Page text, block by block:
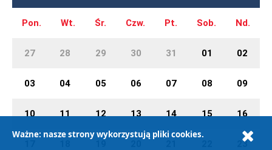
Pon. Wt. Śr. Czw. Pt. Sob. Nd.
27 28 29 30 31 01 02
03 04 05 06 07 08 09
10 11 12 13 14 15 16
23
Ważne: nasze strony wykorzystują pliki cookies.